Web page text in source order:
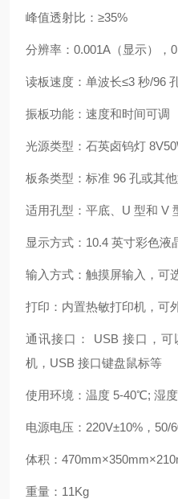
峰值透射比：≥35%
分辨率：0.001A（显示），
读板速度：单波长≤3 秒/96
振板功能：速度和时间可调
光源类型：石英卤钨灯
板条类型：标准 96 孔或其
适用孔型：平底、U 型和 V
显示方式：10.4 英寸彩色液
输入方式：触摸屏输入，可
打印：内置热敏打印机，可
通讯接口： USB 接口，
机，USB 接口键盘鼠标等
使用环境：温度 5-40℃; 湿
电源电压：220V±10%，50/
体积：
重量：11Kg